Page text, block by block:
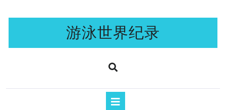
游泳世界纪录